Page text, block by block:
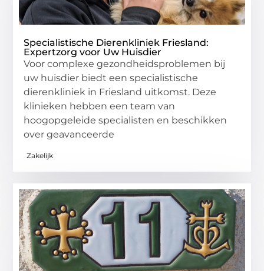
Specialistische Dierenkliniek Friesland:
Expertzorg voor Uw Huisdier
Voor complexe gezondheidsproblemen bij
uw huisdier biedt een specialistische
dierenkliniek in Friesland uitkomst. Deze
klinieken hebben een team van
hoogopgeleide specialisten en beschikken
over geavanceerde
Zakelijk